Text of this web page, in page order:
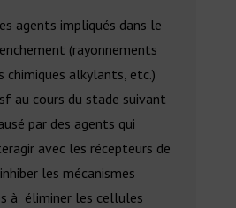
agents impliqués dans le
(rayonnements
chimiques alkylants, etc.)
au cours du stade suivant
par des agents qui
avec les récepteurs de
les mécanismes
à éliminer les cellules